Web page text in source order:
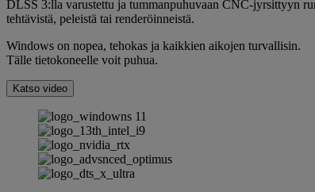
DLSS 3:lla varustettu ja tummanpuhuvaan CNC-jyrsittyyn
tehtävistä, peleistä tai renderöinneistä.
Windows on nopea, tehokas ja kaikkien aikojen turvallisin.
Tälle tietokoneelle voit puhua.
Katso video